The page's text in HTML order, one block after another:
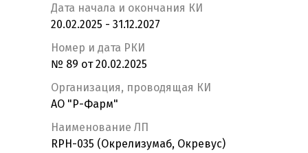
Дата начала и окончания КИ
20.02.2025 - 31.12.2027
Номер и дата РКИ
№ 89 от 20.02.2025
Организация, проводящая КИ
АО "Р-Фарм"
Наименование ЛП
RPH-035 (Окрелизумаб, Окревус)